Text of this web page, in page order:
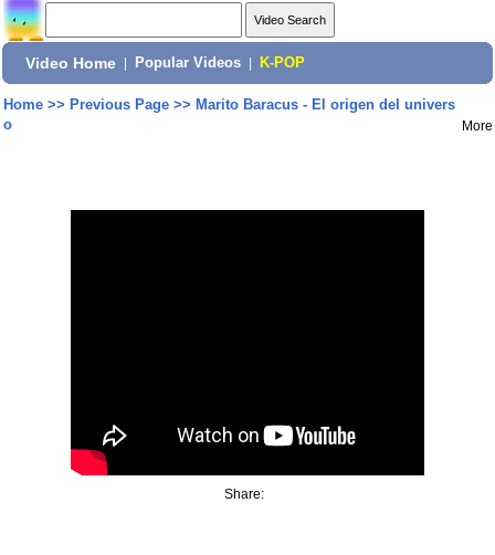
Video Home Popular Videos K-POP
Home>> Previous Page>> Marito Baracus - El origen del univers
o
More
Share: